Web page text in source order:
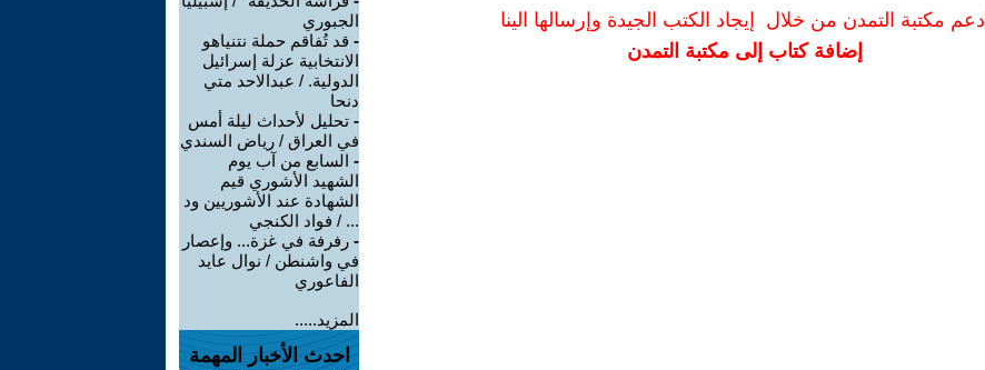
ادعم مكتبة التمدن من خلال إيجاد الكتب الجيدة وإرسالها الينا
إضافة كتاب إلى مكتبة التمدن
الجبوري
- قد تُفاقم حملة نتنياهو
الانتخابية عزلة إسرائيل
الدولية. / عبدالاحد متي
دنحا
- تحليل لأحداث ليلة أمس
في العراق / رياض السندي
- السابع من آب يوم
الشهيد الأشوري قيم
الشهادة عند الأشوريين ود
... / فواد الكنجي
- رفرفة في غزة... وإعصار
في واشنطن / نوال عايد
الفاعوري
المزيد.....
احدث الأخبار المهمة